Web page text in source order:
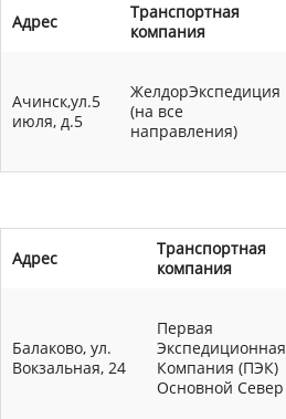
Адрес
Транспортная
компания
Ачинск,ул.5
июля, д.5
ЖелдорЭкспедиция
(на все
направления)
Адрес
Транспортная
компания
Балаково, ул.
Вокзальная, 24
Первая
Экспедиционная
Компания (ПЭК)
Основной Север